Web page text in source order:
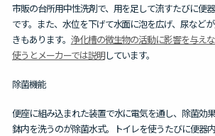
市販の台所用中性洗剤で、用を足して流すたびに便
です。また、水位を下げて水面に泡を広げ、尿など
きもあります。 浄化槽の微生物の活動に影響を与え
使うとメーカーでは説明しています。
除菌機能
便座に組み込まれた装置で水に電気を通し、除菌効
鉢内を洗うのが除菌水式。トイレを使うたびに便器